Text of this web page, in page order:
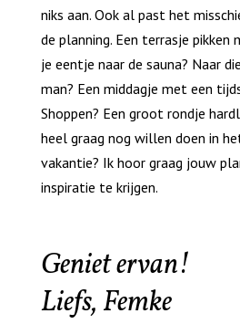
niks aan. Ook al past het
de planning. Een terrasje pikken
je eentje naar de sauna? Naar
man? Een middagje met een
Shoppen? Een groot rondje
heel graag nog willen doen in
vakantie? Ik hoor graag jouw
inspiratie te krijgen.
Geniet ervan!
Liefs, Femke